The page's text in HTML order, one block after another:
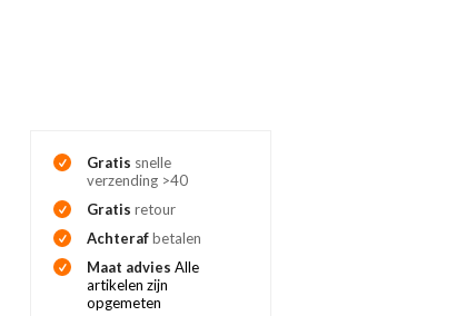
Gratis snelle
verzending >40
Gratis retour
Achterafbetalen
Maat adviesAlle
artikelen zijn
opgemeten